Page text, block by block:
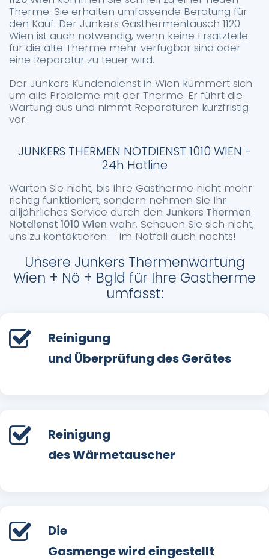
Therme. Sie erhalten umfassende Beratung für
den Kauf. Der Junkers Gasthermentausch 1120
Wien ist auch notwendig, wenn keine Ersatzteile
für die alte Therme mehr verfügbar sind oder
eine Reparatur zu teuer wird.
Der Junkers Kundendienst in Wien kümmert sich
um alle Probleme mit der Therme. Er führt die
Wartung aus und nimmt Reparaturen kurzfristig
vor.
JUNKERS THERMEN NOTDIENST 1010 WIEN -
24h Hotline
Warten Sie nicht, bis Ihre Gastherme nicht mehr
richtig funktioniert, sondern nehmen Sie Ihr
alljährliches Service durch den Junkers Thermen
Notdienst 1010 Wien wahr. Scheuen Sie sich nicht,
uns zu kontaktieren – im Notfall auch nachts!
Unsere Junkers Thermenwartung
Wien + Nö + Bgld für Ihre Gastherme
umfasst:
Reinigung
und Überprüfung des Gerätes
Reinigung
des Wärmetauscher
Die
Gasmenge wird eingestellt